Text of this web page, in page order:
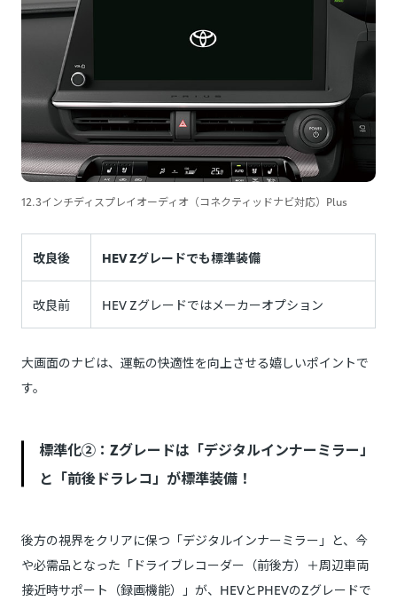
12.3インチディスプレイオーディオ（コネクティッドナビ対応）Plus
改良後 HEV Zグレードでも標準装備
改良前 HEV Zグレードではメーカーオプション
大画面のナビは、運転の快適性を向上させる嬉しいポイントで
す。
標準化②：Zグレードは「デジタルインナーミラー」
と「前後ドラレコ」が標準装備！
後方の視界をクリアに保つ「デジタルインナーミラー」と、今
や必需品となった「ドライブレコーダー（前後方）＋周辺車両
接近時サポート（録画機能）」が、HEVとPHEVのZグレードで